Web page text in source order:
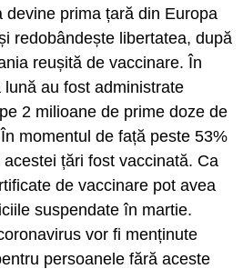
devine prima țară din Europa
redobândește libertatea, după
reușită de vaccinare. În
lună au fost administrate
2 milioane de prime doze de
momentul de față peste 53%
țări fost vaccinată. Ca
de vaccinare pot avea
suspendate în martie.
vor fi menținute
persoanele fără aceste